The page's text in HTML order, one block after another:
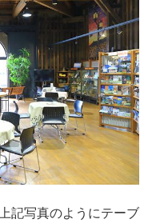
記写真のようにテーブ